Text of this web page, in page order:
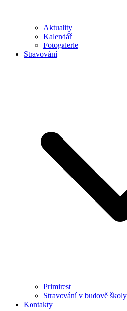
Aktuality
Kalendář
Fotogalerie
Stravování
Primirest
Stravování v budově školy
Kontakty